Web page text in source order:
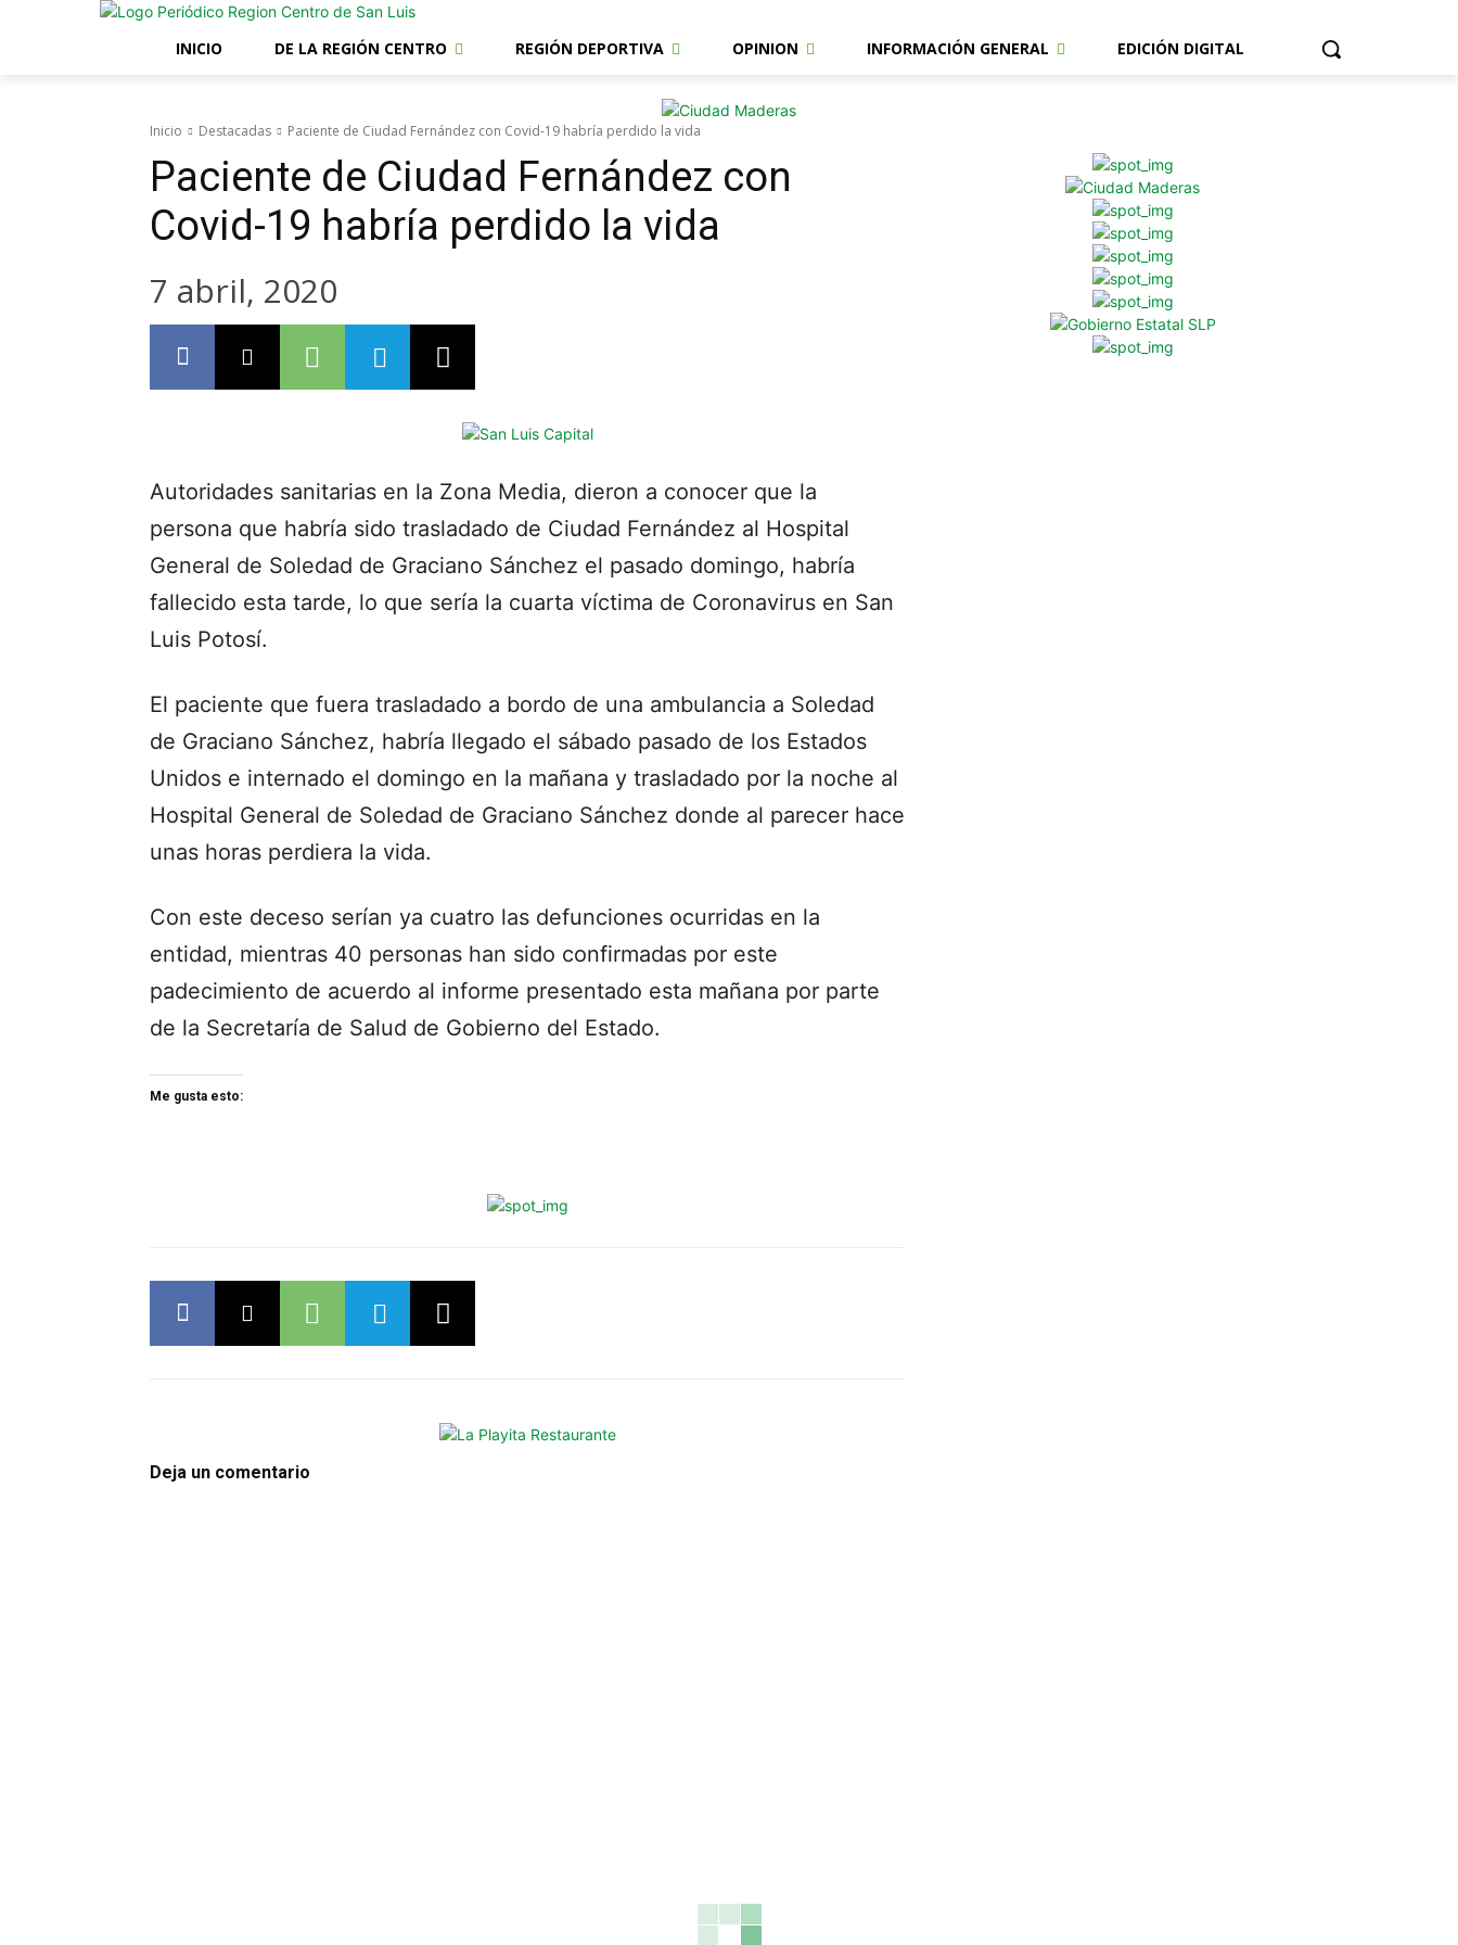
INICIO DE LA REGIÓN CENTRO REGIÓN DEPORTIVA OPINION INFORMACIÓN GENERAL EDICIÓN DIGITAL
Inicio Destacadas Paciente de Ciudad Fernández con Covid-19 habría perdido la vida
Paciente de Ciudad Fernández con
Covid-19 habría perdido la vida
7 abril, 2020
Autoridades sanitarias en la Zona Media, dieron a conocer que la
persona que habría sido trasladado de Ciudad Fernández al Hospital
General de Soledad de Graciano Sánchez el pasado domingo, habría
fallecido esta tarde, lo que sería la cuarta víctima de Coronavirus en San
Luis Potosí.
El paciente que fuera trasladado a bordo de una ambulancia a Soledad
de Graciano Sánchez, habría llegado el sábado pasado de los Estados
Unidos e internado el domingo en la mañana y trasladado por la noche al
Hospital General de Soledad de Graciano Sánchez donde al parecer hace
unas horas perdiera la vida.
Con este deceso serían ya cuatro las defunciones ocurridas en la
entidad, mientras 40 personas han sido confirmadas por este
padecimiento de acuerdo al informe presentado esta mañana por parte
de la Secretaría de Salud de Gobierno del Estado.
Me gusta esto:
Deja un comentario